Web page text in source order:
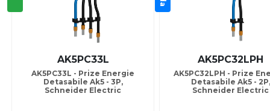
AK5PC33L
AK5PC33L - Prize Energie
Detasabile Ak5 - 3P,
Schneider Electric
AK5PC32LPH
AK5PC32LPH - Prize
Detasabile Ak5 - 2P,
Schneider Electric